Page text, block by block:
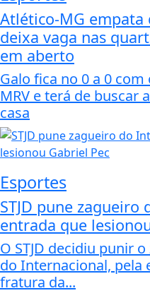
Atlético-MG empata
deixa vaga nas
em aberto
Galo fica no 0 a 0 com
MRV e terá de buscar
casa
Esportes
STJD pune
entrada que
O STJD decidiu punir
do Internacional, pela
fratura da...